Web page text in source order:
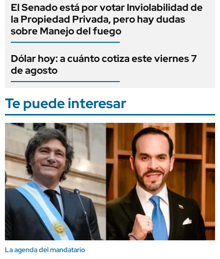
El Senado está por votar Inviolabilidad de
la Propiedad Privada, pero hay dudas
sobre Manejo del fuego
Dólar hoy: a cuánto cotiza este viernes 7
de agosto
Te puede interesar
La agenda del mandatario